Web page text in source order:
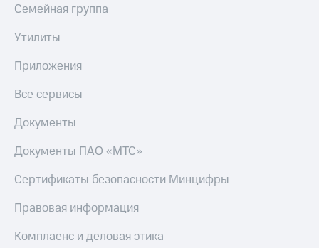
Семейная группа
Утилиты
Приложения
Все сервисы
Документы
Документы ПАО «МТС»
Сертификаты безопасности Минцифры
Правовая информация
Комплаенс и деловая этика